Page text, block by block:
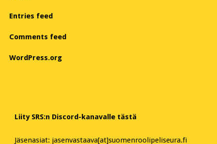
Entries feed
Comments feed
WordPress.org
Liity SRS:n Discord-kanavalle tästä
Jäsenasiat: jasenvastaava[at]suomenroolipeliseura.fi